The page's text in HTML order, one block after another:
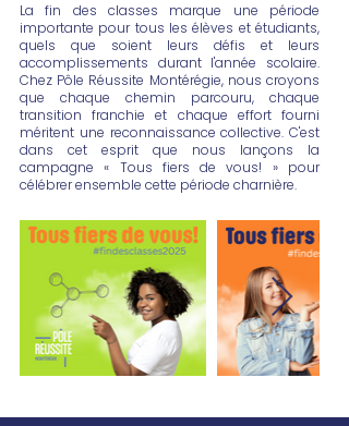
La fin des classes marque une période
importante pour tous les élèves et étudiants,
quels que soient leurs défis et leurs
accomplissements durant l'année scolaire.
Chez Pôle Réussite Montérégie, nous croyons
que chaque chemin parcouru, chaque
transition franchie et chaque effort fourni
méritent une reconnaissance collective. C'est
dans cet esprit que nous lançons la
campagne « Tous fiers de vous! » pour
célébrer ensemble cette période charnière.